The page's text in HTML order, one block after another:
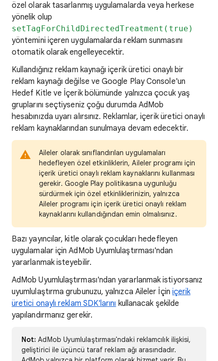
özel olarak tasarlanmış uygulamalarda veya herkese
yönelik olup
setTagForChildDirectedTreatment(true)
yöntemini içeren uygulamalarda reklam sunmasını
otomatik olarak engelleyecektir.
Kullandığınız reklam kaynağı içerik üretici onaylı bir
reklam kaynağı değilse ve Google Play Console'un
Hedef Kitle ve İçerik bölümünde yalnızca çocuk yaş
gruplarını seçtiyseniz çoğu durumda AdMob
hesabınızda uyarı alırsınız. Reklamlar, içerik üretici onaylı
reklam kaynaklarından sunulmaya devam edecektir.
Aileler olarak sınıflandırılan uygulamaları
hedefleyen özel etkinliklerin, Aileler programı için
içerik üretici onaylı reklam kaynaklarını kullanması
gerekir. Google Play politikasına uygunluğu
sürdürmek için özel etkinliklerinizin, yalnızca
Aileler programı için içerik üretici onaylı reklam
kaynaklarını kullandığından emin olmalısınız.
Bazı yayıncılar, kitle olarak çocukları hedefleyen
uygulamalar için AdMob Uyumlulaştırması'ndan
yararlanmak isteyebilir.
AdMob Uyumlulaştırması'ndan yararlanmak istiyorsanız
uyumlulaştırma grubunuzu, yalnızca Aileler İçin içerik
üretici onaylı reklam SDK'larını kullanacak şekilde
yapılandırmanız gerekir.
Not: AdMob Uyumlulaştırması'ndaki reklamcılık ilişkisi,
geliştirici ile üçüncü taraf reklam ağı arasındadır.